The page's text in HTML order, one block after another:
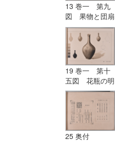
13 巻一 第九
図 果物と団扇
との平塗画（二
色の練習）
19 巻一 第十
五図 花瓶の明
暗及び陰影画
（毛筆練習）
25 奥付